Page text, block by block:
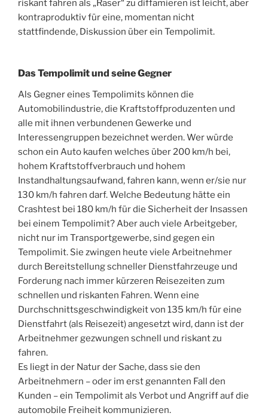
riskant fahren als „Raser“ zu diffamieren ist leicht, aber
kontraproduktiv für eine, momentan nicht
stattfindende, Diskussion über ein Tempolimit.
Das Tempolimit und seine Gegner
Als Gegner eines Tempolimits können die
Automobilindustrie, die Kraftstoffproduzenten und
alle mit ihnen verbundenen Gewerke und
Interessengruppen bezeichnet werden. Wer würde
schon ein Auto kaufen welches über 200 km/h bei,
hohem Kraftstoffverbrauch und hohem
Instandhaltungsaufwand, fahren kann, wenn er/sie nur
130 km/h fahren darf. Welche Bedeutung hätte ein
Crashtest bei 180 km/h für die Sicherheit der Insassen
bei einem Tempolimit? Aber auch viele Arbeitgeber,
nicht nur im Transportgewerbe, sind gegen ein
Tempolimit. Sie zwingen heute viele Arbeitnehmer
durch Bereitstellung schneller Dienstfahrzeuge und
Forderung nach immer kürzeren Reisezeiten zum
schnellen und riskanten Fahren. Wenn eine
Durchschnittsgeschwindigkeit von 135 km/h für eine
Dienstfahrt (als Reisezeit) angesetzt wird, dann ist der
Arbeitnehmer gezwungen schnell und riskant zu
fahren.
Es liegt in der Natur der Sache, dass sie den
Arbeitnehmern – oder im erst genannten Fall den
Kunden – ein Tempolimit als Verbot und Angriff auf die
automobile Freiheit kommunizieren.